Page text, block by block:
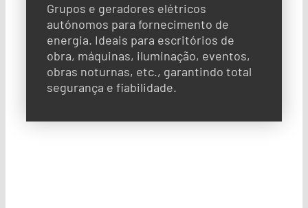
Grupos e geradores elétricos
autónomos para fornecimento de
energia. Ideais para escritórios de
obra, máquinas, iluminação, eventos,
obras noturnas, etc., garantindo total
segurança e fiabilidade.